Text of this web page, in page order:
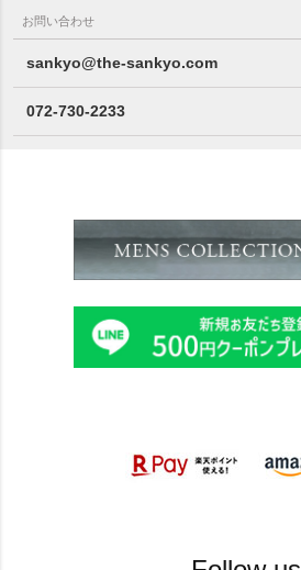
お問い合わせ
sankyo@the-sankyo.com
072-730-2233